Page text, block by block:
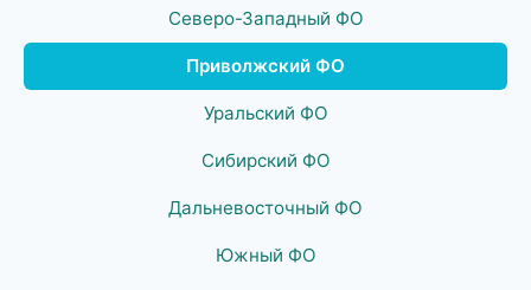
Северо-Западный ФО
Приволжский ФО
Уральский ФО
Сибирский ФО
Дальневосточный ФО
Южный ФО